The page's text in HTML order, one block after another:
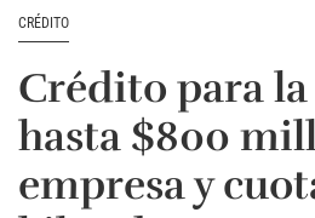
CRÉDITO
Crédito para
hasta $800
empresa y